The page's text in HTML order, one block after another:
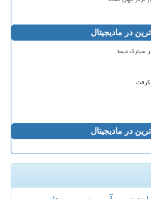
در مادیجیتال
سیارک نیسا
گرفت
در مادیجیتال